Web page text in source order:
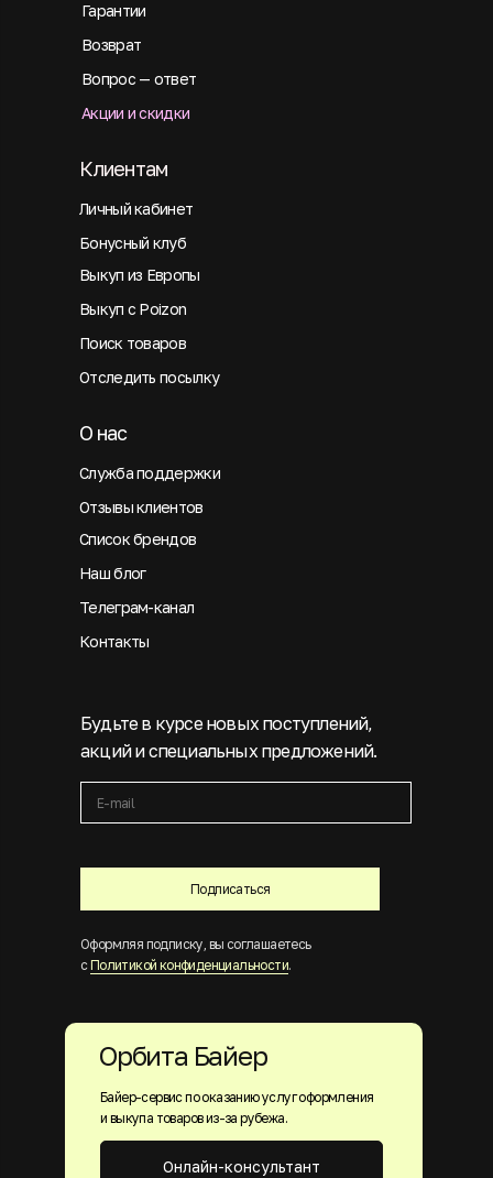
Подписаться
Будьте в курсе новых поступлений,
акций и специальных предложений.
Оформляя подписку, вы соглашаетесь
с Политикой конфиденциальности.
Гарантии
Возврат
Вопрос — ответ
Акции и скидки
Личный кабинет
Клиентам
Бонусный клуб
Выкуп из Европы
Выкуп с Poizon
Поиск товаров
Отследить посылку
Служба поддержки
О нас
Отзывы клиентов
Список брендов
Наш блог
Телеграм-канал
Контакты
Байер-сервис по оказанию услуг оформления
и выкупа товаров из-за рубежа.
Онлайн-консультант
Орбита Байер